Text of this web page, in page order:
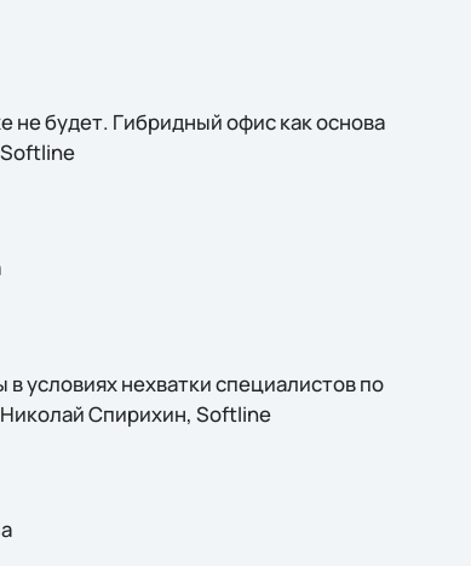
не будет. Гибридный офис как основа
условиях нехватки специалистов по
Спирихин, Softline